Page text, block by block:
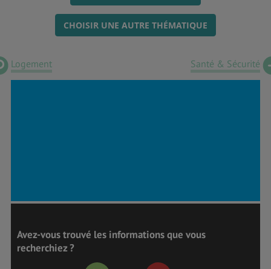
CHOISIR UNE AUTRE THÉMATIQUE
Logement Santé & Sécurité
Avez-vous trouvé les informations que vous
recherchiez ?